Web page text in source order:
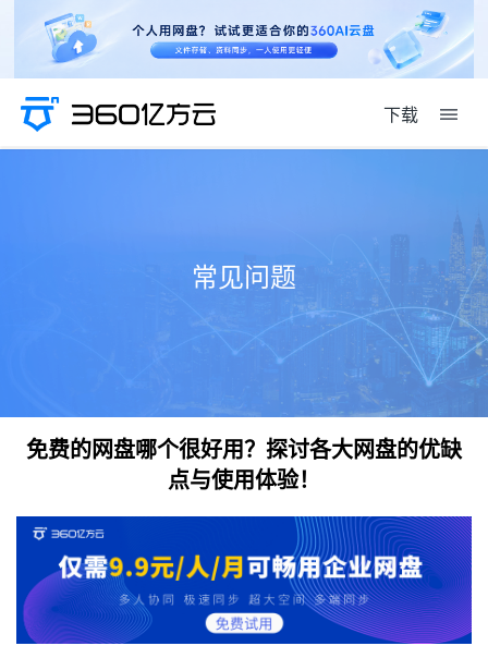
下载
常见问题
免费的网盘哪个很好用？探讨各大网盘的优缺
点与使用体验！